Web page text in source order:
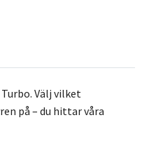
Välj vilket
på – du hittar våra